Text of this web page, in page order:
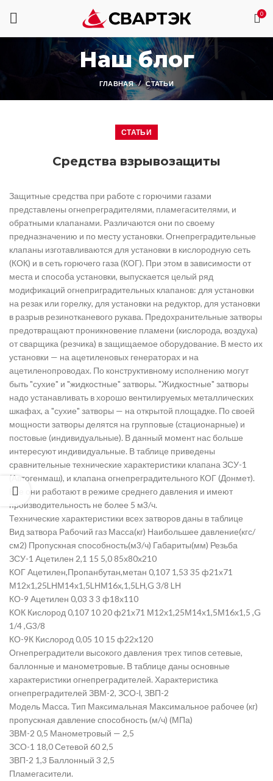
0
Наш блог
ГЛАВНАЯ СТАТЬИ
СТАТЬИ
Средства взрывозащиты
Защитные средства при работе с горючими газами
представлены огнепреградителями, пламегасителями, и
обратными клапанами. Различаются они по своему
предназначению и по месту установки. Огнепреградительные
клапаны изготавливаются для установки в кислородную сеть
(КОК) и в сеть горючего газа (КОГ). При этом в зависимости от
места и способа установки, выпускается целый ряд
модификаций огнеприградительных клапанов: для установки
на резак или горелку, для установки на редуктор, для установки
в разрыв резинотканевого рукава. Предохранительные затворы
предотвращают проникновение пламени (кислорода, воздуха)
от сварщика (резчика) в защищаемое оборудование. В место их
установки — на ацетиленовых генераторах и на
ацетиленопроводах. По конструктивному исполнению могут
быть "сухие" и "жидкостные" затворы. "Жидкостные" затворы
надо устанавливать в хорошо вентилируемых металлических
шкафах, а "сухие" затворы — на открытой площадке. По своей
мощности затворы делятся на групповые (стационарные) и
постовые (индивидуальные). В данный момент нас больше
интересуют индивидуальные. В таблице приведены
сравнительные технические характеристики клапана ЗСУ-1
(Автогенмаш), и клапана огнепреградительного КОГ (Донмет).
Все они работают в режиме среднего давления и имеют
производительность не более 5 м3/ч.
Технические характеристики всех затворов даны в таблице
Вид затвора Рабочий газ Масса(кг) Наибольшее давление(кгс/
см2) Пропускная способность(м3/ч) Габариты(мм) Резьба
ЗСУ-1 Ацетилен 2,1 15 5,0 85х80х210
КОГ Ацетилен,Пропанбутан,метан 0,107 1,53 35 ф21х71
М12х1,25LНМ14х1,5LНМ16х,1,5LН,G 3/8 LН
КО-9 Ацетилен 0,03 3 3 ф18х110
КОК Кислород 0,107 10 20 ф21х71 М12х1,25М14х1,5М16х1,5 ,G
1/4 ,G3/8
КО-9К Кислород 0,05 10 15 ф22х120
Огнепреградители высокого давления трех типов сетевые,
баллонные и манометровые. В таблице даны основные
характеристики огнепреградителей. Характеристика
огнепреградителей ЗВМ-2, ЗСО-l, ЗВП-2
Модель Масса. Тип Максимальная Максимальное рабочее (кг)
пропускная давление способность (м/ч) (МПа)
ЗВМ-2 0,5 Манометровый — 2,5
ЗСО-1 18,0 Сетевой 60 2,5
ЗВП-2 1,3 Баллонный 3 2,5
Пламегасители.